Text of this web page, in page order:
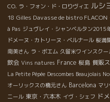
CO. ラ・フォン・ド・ロりヴィエ ルシ
18 Gilles Davasse de bistro FLACON
à Pas ジュヴレイ・シャンベルタン2015
ドメーヌ・カトリーヌ・ベルナール 桜満
南美さん ラ・ボエム 久留米ワインスクー
飲会 Vins natures France 桜島 質販
La Petite Pépée Descombes Beaujolais
オーリックスの橋元さん Barcelona マ
ニール 東京・六本木 イヴ・シェフ ド